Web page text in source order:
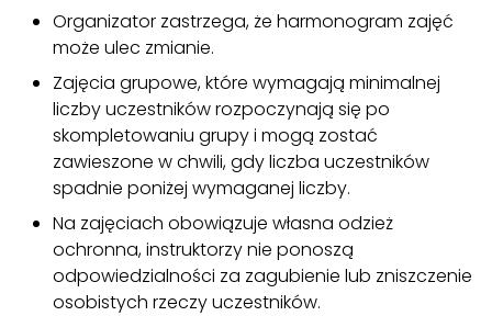
Organizator zastrzega, że harmonogram zajęć
może ulec zmianie.
Zajęcia grupowe, które wymagają minimalnej
liczby uczestników rozpoczynają się po
skompletowaniu grupy i mogą zostać
zawieszone w chwili, gdy liczba uczestników
spadnie poniżej wymaganej liczby.
Na zajęciach obowiązuje własna odzież
ochronna, instruktorzy nie ponoszą
odpowiedzialności za zagubienie lub zniszczenie
osobistych rzeczy uczestników.